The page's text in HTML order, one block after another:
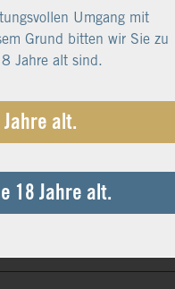
Gemarkungen
einen unverwechselbar
viel Handarbeit von
Weine mit Qualität
Umgang mit
Grund bitten wir Sie zu
Jahre alt sind.
alt.
18 Jahre alt.